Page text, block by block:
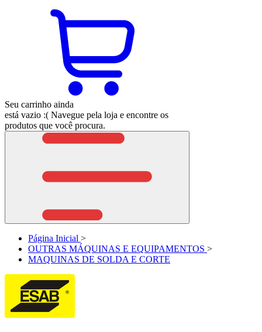
Seu carrinho ainda
está vazio :( Navegue pela loja e encontre os
produtos que você procura.
Página Inicial >
OUTRAS MÁQUINAS E EQUIPAMENTOS >
MAQUINAS DE SOLDA E CORTE